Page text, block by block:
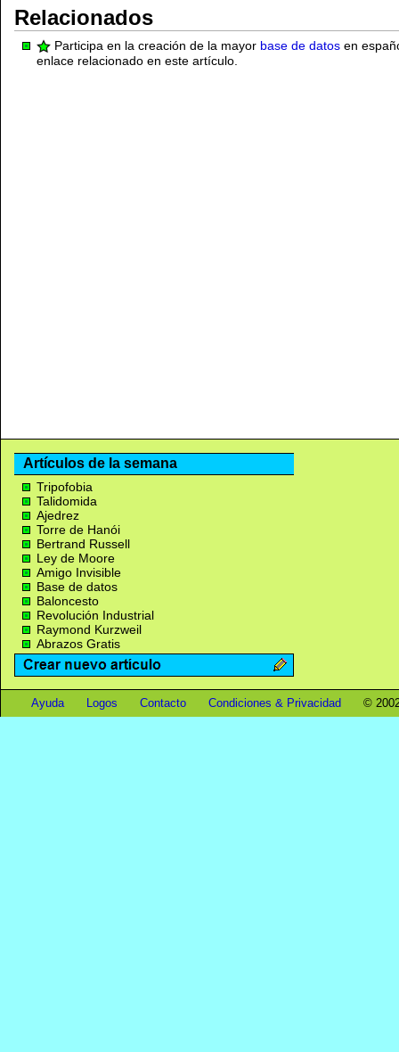
Relacionados
Participa en la creación de la mayor base de datos en
enlace relacionado en este artículo.
Artículos de la semana
Tripofobia
Talidomida
Ajedrez
Torre de Hanói
Bertrand Russell
Ley de Moore
Amigo Invisible
Base de datos
Baloncesto
Revolución Industrial
Raymond Kurzweil
Abrazos Gratis
Ayuda Logos Contacto Condiciones & Privacidad ©